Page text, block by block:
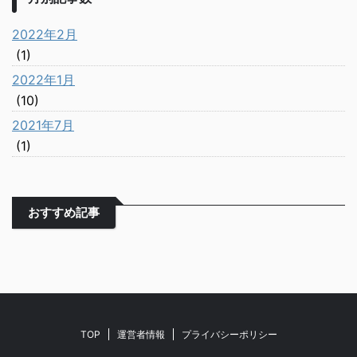
2022年2月
(1)
2022年1月
(10)
2021年7月
(1)
おすすめ記事
TOP 運営者情報 プライバシーポリシー